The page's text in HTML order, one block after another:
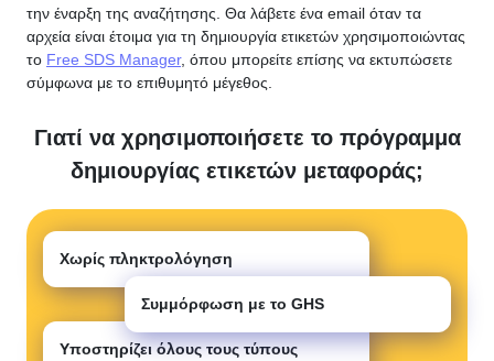
την έναρξη της αναζήτησης. Θα λάβετε ένα email όταν τα
αρχεία είναι έτοιμα για τη δημιουργία ετικετών χρησιμοποιώντας
το Free SDS Manager, όπου μπορείτε επίσης να εκτυπώσετε
σύμφωνα με το επιθυμητό μέγεθος.
Γιατί να χρησιμοποιήσετε το πρόγραμμα
δημιουργίας ετικετών μεταφοράς;
Χωρίς πληκτρολόγηση
Συμμόρφωση με το GHS
Υποστηρίζει όλους τους τύπους